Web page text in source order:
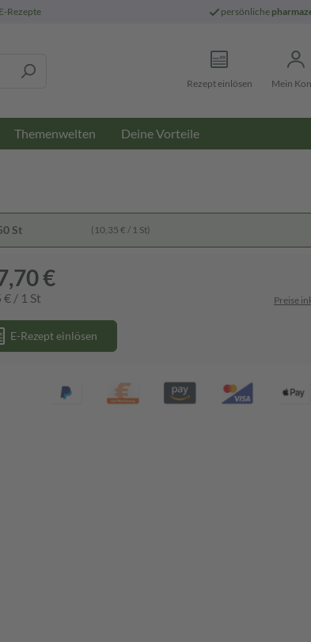
Rezepte persönliche
Rezept einlösen Mein
Themenwelten Deine Vorteile
St (10,35 € / 1 St)
€
€ / 1 St Preise
E-Rezept einlösen